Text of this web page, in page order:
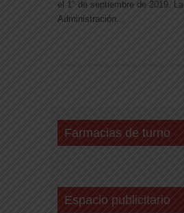
el 1° de septiembre de 2019. La
Administración...
Farmacias de turno
Espacio publicitario